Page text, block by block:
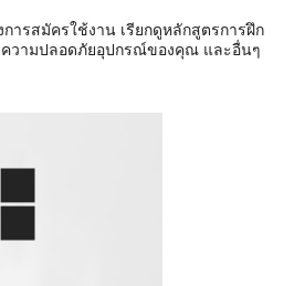
ารสมัครใช้งาน เรียกดูหลักสูตรการฝึก
ความปลอดภัยอุปกรณ์ของคุณ และอื่นๆ